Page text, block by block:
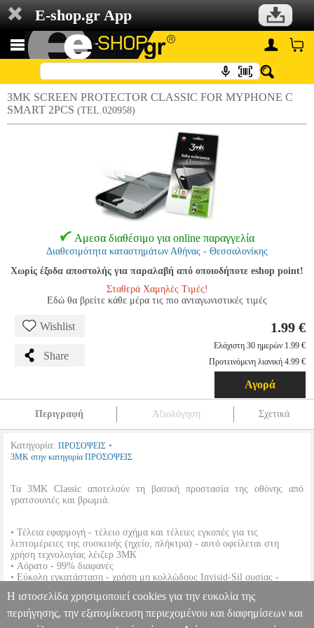
E-shop.gr App
3MK SCREEN PROTECTOR CLASSIC FOR MYPHONE C
SMART 2PCS (TEL.020958)
Αμεσα διαθέσιμο για online παραγγελία
Διαθεσιμότητα καταστημάτων Αθήνας - Θεσσαλονίκης
Χωρίς έξοδα αποστολής για παραλαβή από οποιοδήποτε eshop point!
Σταθερά Χαμηλές Τιμές!
Εδώ θα βρείτε κάθε μέρα τις πιο ανταγωνιστικές τιμές
Wishlist
Share
1.99 €
Ελάχιστη 30 ημερών 1.99 €
Προτεινόμενη λιανική 4.99 €
Αγορά
Περιγραφή Αξιολόγηση Σχετικά
Κατηγορία: ΠΡΟΣΟΨΕΙΣ •
3MK στην κατηγορία ΠΡΟΣΟΨΕΙΣ
Τα 3MK Classic αποτελούν τη βασική προστασία της οθόνης από
γρατσουνιές και βρωμιά.
• Τέλεια εφαρμογή - τέλειο σχήμα και τέλειες εγκοπές για τις
λεπτομέρειες της συσκευής (ηχείο, πλήκτρα) - αυτό οφείλεται στη
χρήση τεχνολογίας λέιζερ 3MK
• Αόρατο - 99% διαφανές
• Εύκολη εγκατάσταση - χρήση μη κολλώδους Invisid-Sil ουσίας -
• Τέλος στα σωματίδια σκόνης - χάρη στην καινοτόμο τεχνολογία Dust-
Fix, η σκόνη δεν εμποδίζει την τοποθέτηση
Η ιστοσελίδα χρησιμοποιεί cookies για την ευκολία της
περιήγησης, την εξατομίκευση περιεχομένου και διαφημίσεων και